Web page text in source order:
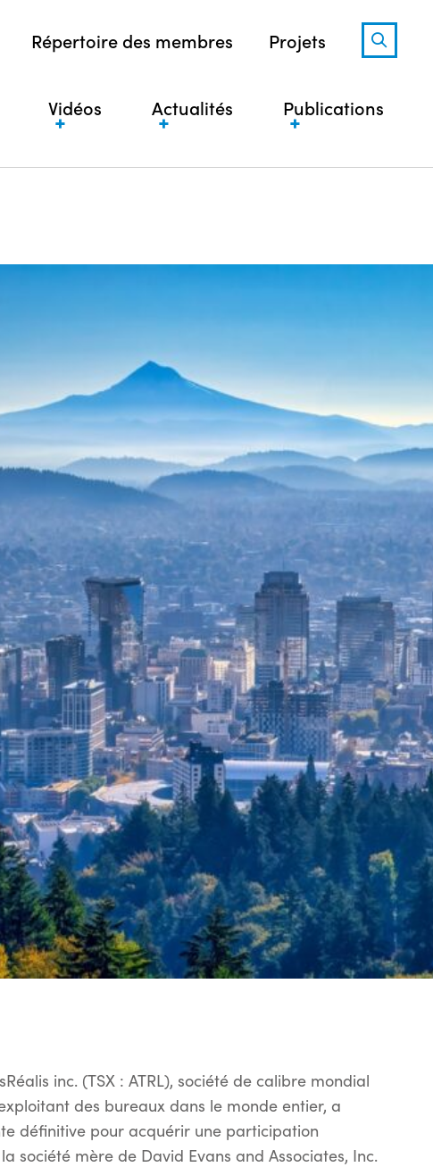
Répertoire des membres Projets
Vidéos Actualités Publications
inc. (TSX : ATRL), société de calibre mondial
des bureaux dans le monde entier, a
définitive pour acquérir une participation
société mère de David Evans and Associates, Inc.